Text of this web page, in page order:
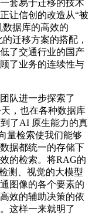
套易于迁移的技术
让信创的改造从“被
数据库的高效的
迁移方案的搭配，
了交通行业的国产
了业务的连续性与
队进一步探索了
，也在各种数据库
了AI 原生能力的真
量检索使我们能够
据都统一的存储下
的检索。将RAG的
测、视觉的大模型
图像的各个要素的
效的辅助决策的依
这样一来就明了